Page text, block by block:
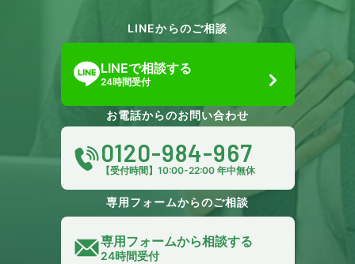
LINEからのご相談
LINEで相談する
24時間受付
お電話からのお問い合わせ
0120-984-967
【受付時間】10:00-22:00 年中無休
専用フォームからのご相談
専用フォームから相談する
24時間受付